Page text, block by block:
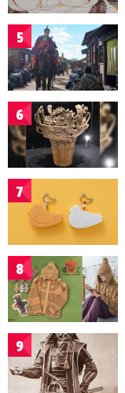
5
6
7
8
9